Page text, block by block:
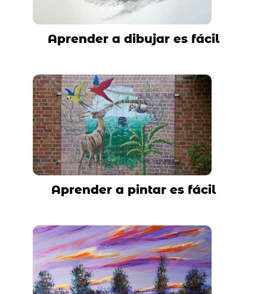
Aprender a dibujar es fácil
Aprender a pintar es fácil